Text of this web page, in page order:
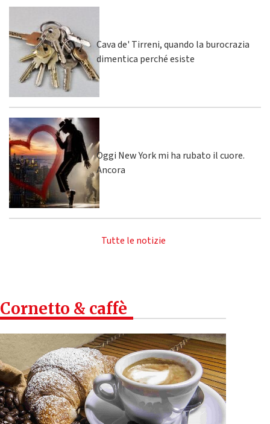
Cava de' Tirreni, quando la burocrazia
dimentica perché esiste
Oggi New York mi ha rubato il cuore.
Ancora
Tutte le notizie
Cornetto & caffè